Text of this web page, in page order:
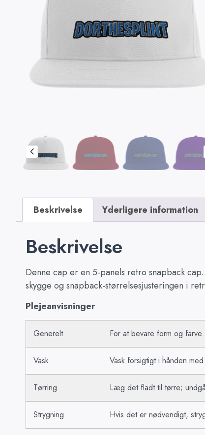
Beskrivelse Yderligere information
Beskrivelse
Denne cap er en 5-panels retro snapback
skygge og snapback-størrelsesjusteringen i
Plejeanvisninger
Generelt For at bevare form og
Vask Vask forsigtigt i hånden
Tørring Læg det fladt til tørre;
Strygning Hvis det er nødvendigt,